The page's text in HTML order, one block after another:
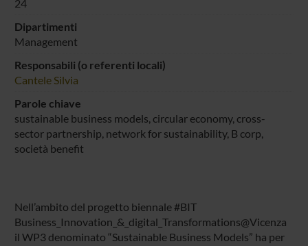
24
Dipartimenti
Management
Responsabili (o referenti locali)
Cantele Silvia
Parole chiave
sustainable business models, circular economy, cross-
sector partnership, network for sustainability, B corp,
società benefit
Nell’ambito del progetto biennale #BIT
Business_Innovation_&_digital_Transformations@Vicenza
il WP3 denominato “Sustainable Business Models” ha per